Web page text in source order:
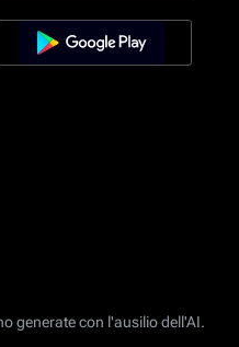
generate con l'ausilio dell'AI.